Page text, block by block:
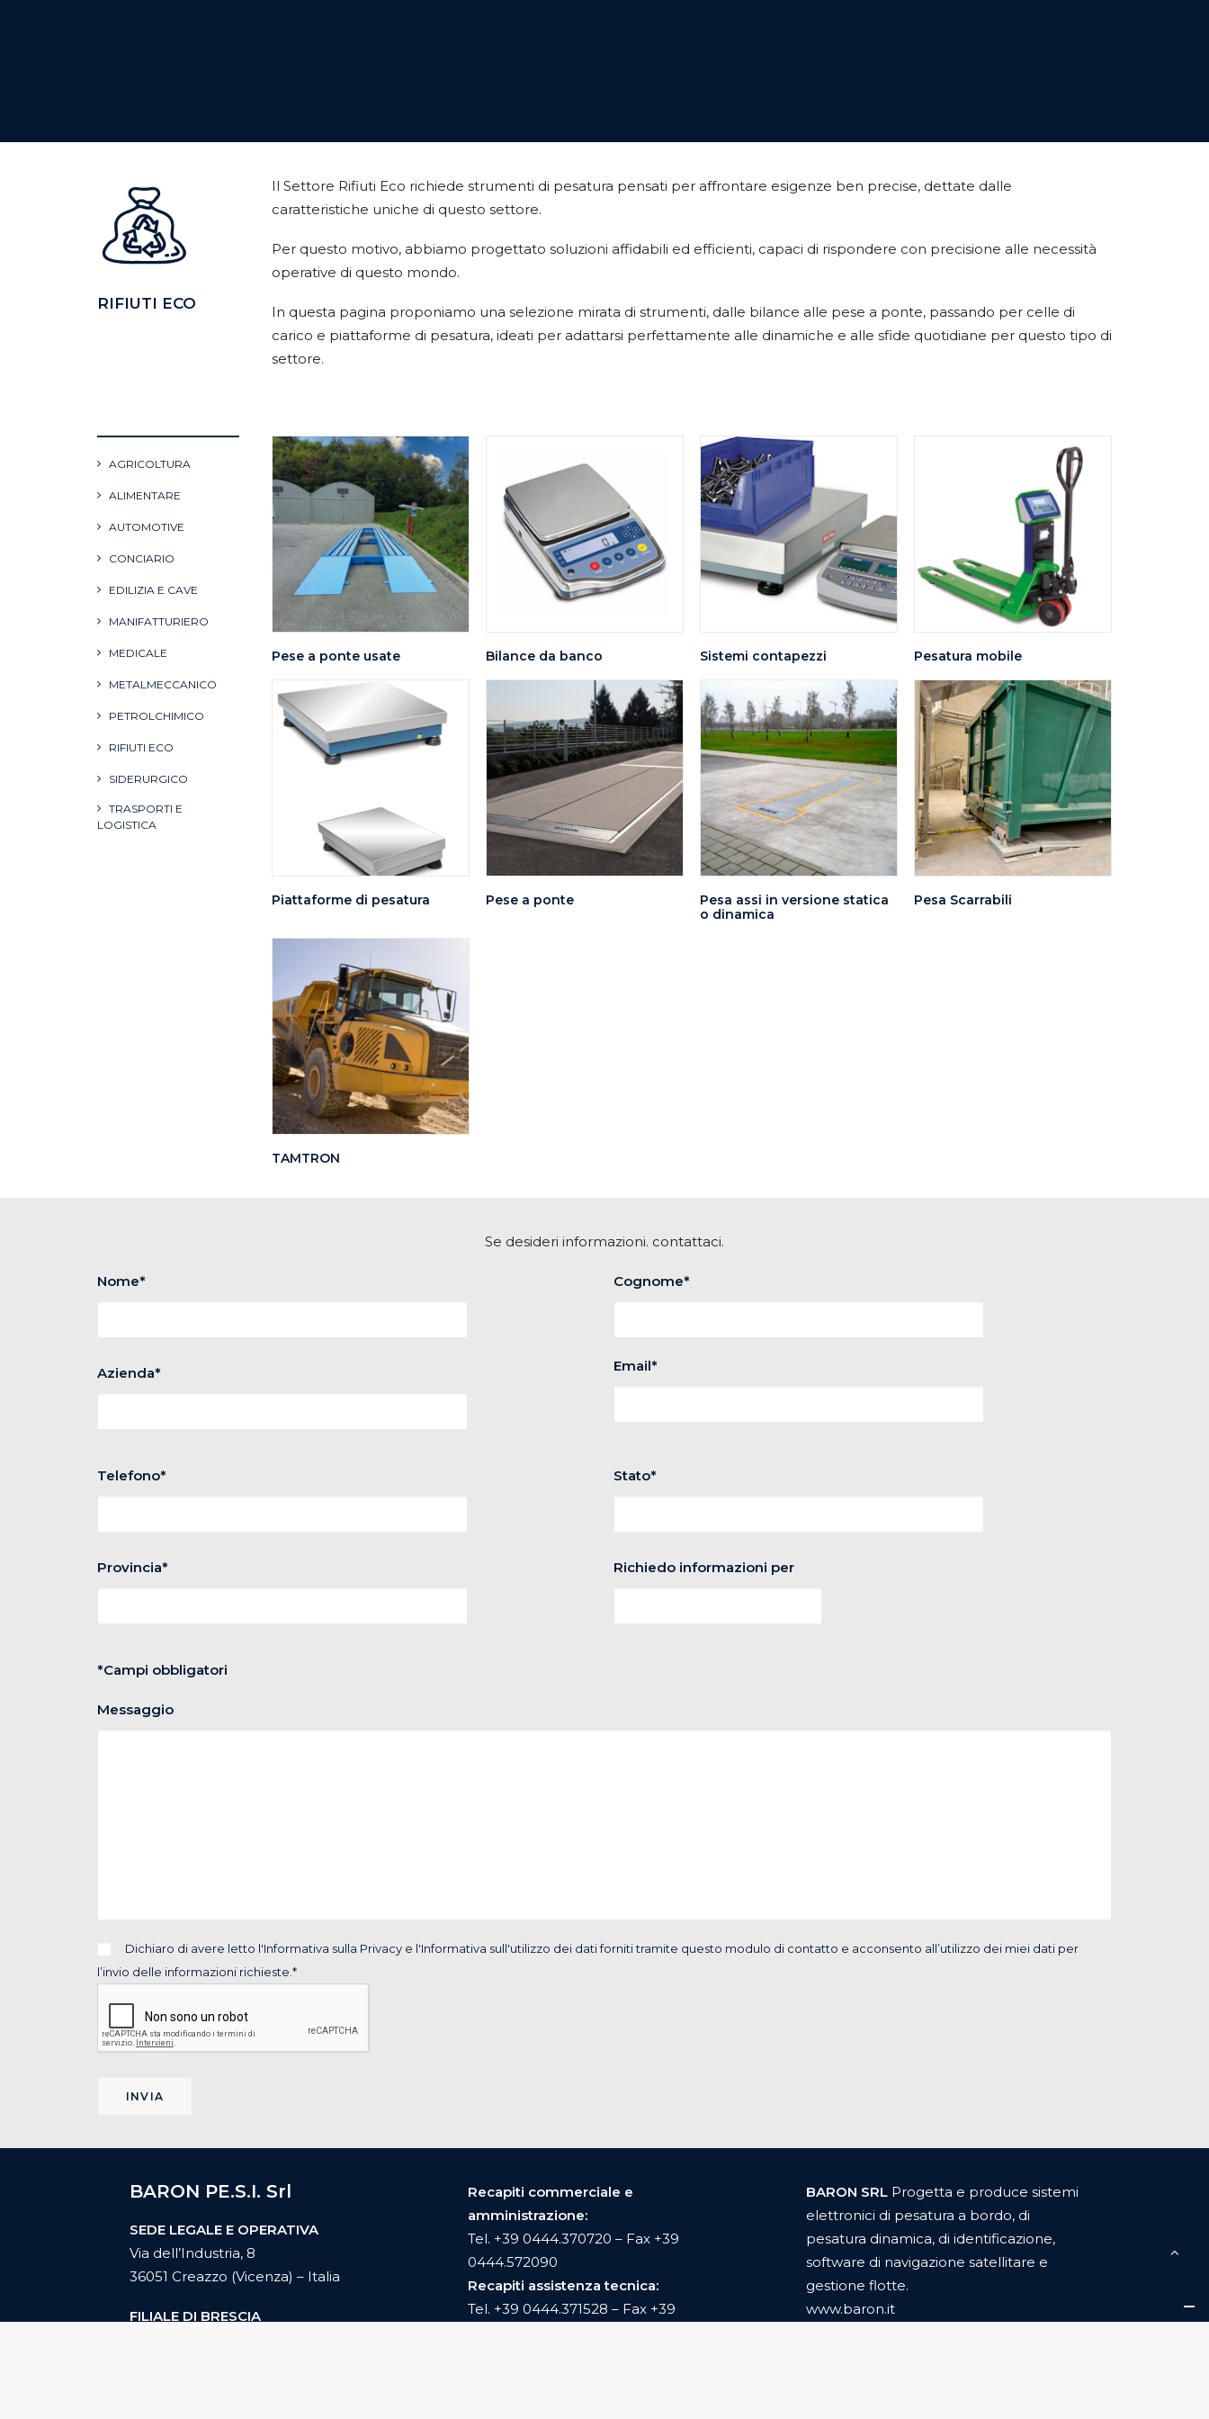
RIFIUTI ECO
Il Settore Rifiuti Eco richiede strumenti di pesatura pensati per affrontare esigenze ben precise, dettate dalle
caratteristiche uniche di questo settore.
Per questo motivo, abbiamo progettato soluzioni affidabili ed efficienti, capaci di rispondere con precisione alle necessità
operative di questo mondo.
In questa pagina proponiamo una selezione mirata di strumenti, dalle bilance alle pese a ponte, passando per celle di
carico e piattaforme di pesatura, ideati per adattarsi perfettamente alle dinamiche e alle sfide quotidiane per questo tipo di
settore.
AGRICOLTURA
ALIMENTARE
AUTOMOTIVE
CONCIARIO
EDILIZIA E CAVE
MANIFATTURIERO
MEDICALE
METALMECCANICO
PETROLCHIMICO
RIFIUTI ECO
SIDERURGICO
TRASPORTI E
LOGISTICA
Pese a ponte usate Bilance da banco Sistemi contapezzi Pesatura mobile
Piattaforme di pesatura Pese a ponte
Pesa assi in versione statica
o dinamica
Pesa Scarrabili
TAMTRON
Se desideri informazioni. contattaci.
Nome*
Azienda*
Cognome*
Email*
Telefono*
Provincia*
Stato*
Richiedo informazioni per
*Campi obbligatori
Messaggio
Dichiaro di avere letto l'Informativa sulla Privacy e l'Informativa sull'utilizzo dei datiforniti tramite questo modulo di contatto e acconsento all’utilizzo dei miei dati per
l’invio delle informazioni richieste.*
BARON PE.S.I. Srl
SEDE LEGALE E OPERATIVA
Via dell’Industria, 8
36051 Creazzo (Vicenza) – Italia
FILIALE DI BRESCIA
Recapiti commerciale e
amministrazione:
Tel. +39 0444.370720 – Fax +39
0444.572090
Recapiti assistenza tecnica:
Tel. +39 0444.371528 – Fax +39
BARON SRL Progetta e produce sistemi
elettronici di pesatura a bordo, di
pesatura dinamica, di identificazione,
software di navigazione satellitare e
gestione flotte.
www.baron.it